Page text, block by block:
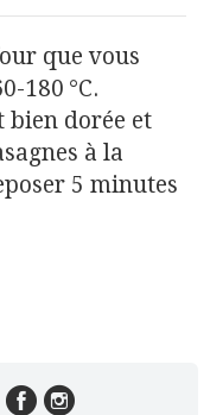
que vous
180 °C.
bien dorée et
à la
5 minutes